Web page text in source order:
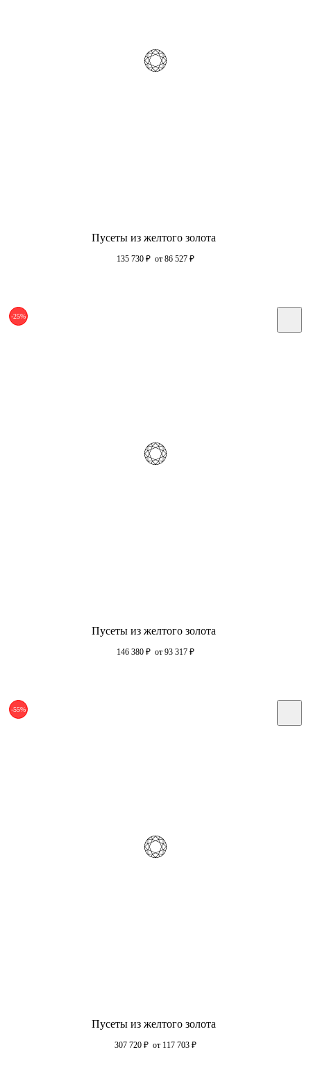
Пусеты из желтого золота
135 730 ₽ от 86 527 ₽
-25%
Пусеты из желтого золота
146 380 ₽ от 93 317 ₽
-55%
Пусеты из желтого золота
307 720 ₽ от 117 703 ₽